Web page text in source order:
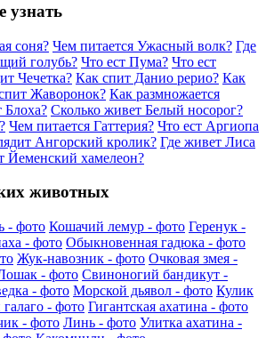
узнать
соня? Чем питается Ужасный волк? Где
голубь? Что ест Пума? Что ест
Чечетка? Как спит Данио рерио? Как
Жаворонок? Как размножается
Блоха? Сколько живет Белый носорог?
Чем питается Гаттерия? Что ест Аргиопа
Ангорский кролик? Где живет Лиса
Йеменский хамелеон?
животных
- фото Кошачий лемур - фото Геренук -
- фото Обыкновенная гадюка - фото
Жук-навозник - фото Очковая змея -
- фото Свиноногий бандикут -
- фото Морской дьявол - фото Кулик
- фото Гигантская ахатина - фото
- фото Линь - фото Улитка ахатина -